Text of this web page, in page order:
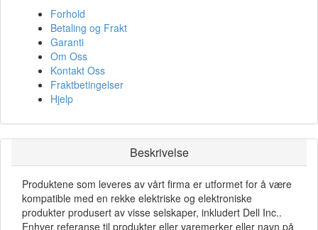
Forhold
Betaling og Frakt
Garanti
Om Oss
Kontakt Oss
Fraktbetingelser
Hjelp
Beskrivelse
Produktene som leveres av vårt firma er utformet for å være
kompatible med en rekke elektriske og elektroniske
produkter produsert av visse selskaper, inkludert Dell Inc..
Enhver referanse til produkter eller varemerker eller navn på